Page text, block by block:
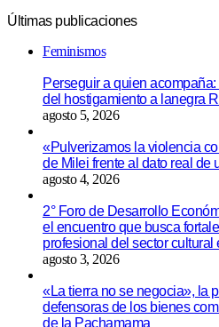
Últimas publicaciones
Feminismos
Perseguir a quien
del hostigamiento a lanegra
agosto 5, 2026
«Pulverizamos la violencia
de Milei frente al dato real de
agosto 4, 2026
2° Foro de Desarrollo
el encuentro que busca
profesional del sector cultural
agosto 3, 2026
«La tierra no se negocia», la
defensoras de los bienes
de la Pachamama